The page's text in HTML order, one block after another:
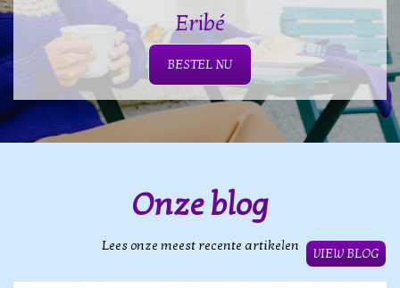
Eribé
BESTEL NU
Onze blog
Lees onze meest recente artikelen
VIEW BLOG